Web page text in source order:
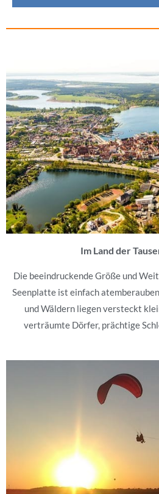
Im Land der
Die beeindruckende Größe und
Seenplatte ist einfach
und Wäldern liegen versteckt
verträumte Dörfer, prächtige